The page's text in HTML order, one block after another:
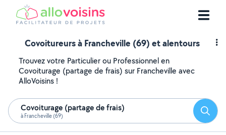
Covoitureurs à Francheville (69) et alentours
Trouvez votre Particulier ou Professionnel en
Covoiturage (partage de frais) sur Francheville avec
AlloVoisins !
Covoiturage (partage de frais)
à Francheville (69)